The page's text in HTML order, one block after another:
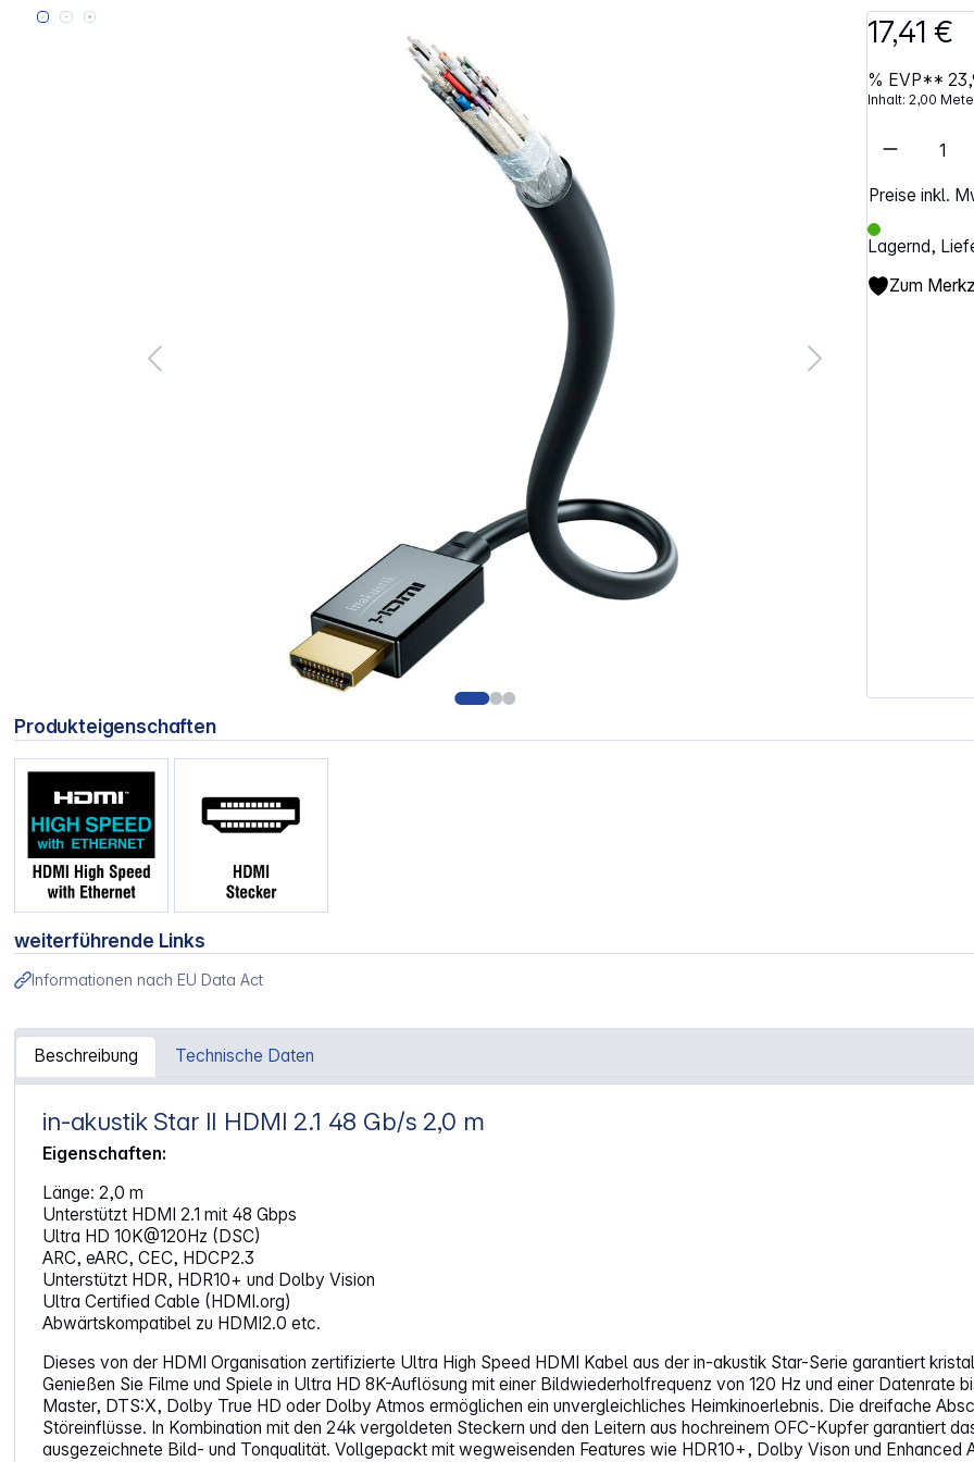
Bildergalerie überspringen 17,41 €
% EVP**
Inhalt:2,00
Preise inkl.
Lagernd,
Artikel
Zum
Produkteigenschaften
weiterführende Links
Informationen nach EU Data Act
Beschreibung Technische Daten
Artikelinformationen "in-akustik Star II HDMI2.1 48G 2,0m"
in-akustik Star II HDMI 2.1 48 Gb/s 2,0 m
Eigenschaften:
Länge: 2,0 m
Unterstützt HDMI 2.1 mit 48 Gbps
Ultra HD 10K@120Hz (DSC)
ARC, eARC, CEC, HDCP2.3
Unterstützt HDR, HDR10+ und Dolby Vision
Ultra Certified Cable (HDMI.org)
Abwärtskompatibel zu HDMI2.0 etc.
Dieses von der HDMI Organisation zertifizierte Ultra High Speed HDMI Kabel aus der in-akustik Star-Serie garantiert
Genießen Sie Filme und Spiele in Ultra HD 8K-Auflösung mit einer Bildwiederholfrequenz von 120 Hz und einer Datenrate
Master, DTS:X, Dolby True HD oder Dolby Atmos ermöglichen ein unvergleichliches Heimkinoerlebnis. Die dreifache
Störeinflüsse. In Kombination mit den 24k vergoldeten Steckern und den Leitern aus hochreinem OFC-Kupfer garantiert
ausgezeichnete Bild- und Tonqualität. Vollgepackt mit wegweisenden Features wie HDR10+, Dolby Vison und Enhanced